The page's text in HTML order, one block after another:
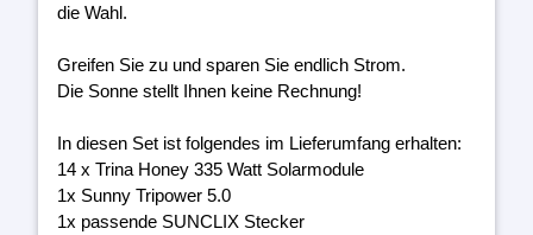
die Wahl.
Greifen Sie zu und sparen Sie endlich Strom.
Die Sonne stellt Ihnen keine Rechnung!
In diesen Set ist folgendes im Lieferumfang erhalten:
14 x Trina Honey 335 Watt Solarmodule
1x Sunny Tripower 5.0
1x passende SUNCLIX Stecker